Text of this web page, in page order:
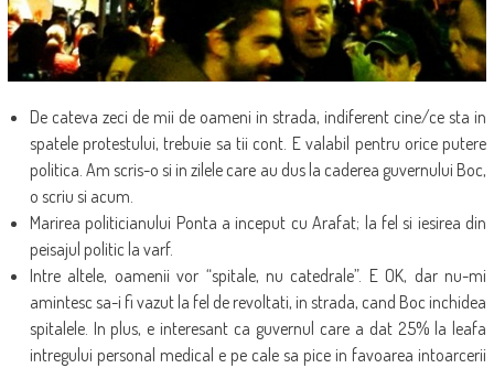
De cateva zeci de mii de oameni in strada, indiferent cine/ce sta in
spatele protestului, trebuie sa tii cont. E valabil pentru orice putere
politica. Am scris-o si in zilele care au dus la caderea guvernului Boc,
o scriu si acum.
Marirea politicianului Ponta a inceput cu Arafat; la fel si iesirea din
peisajul politic la varf.
Intre altele, oamenii vor “spitale, nu catedrale”. E OK, dar nu-mi
amintesc sa-i fi vazut la fel de revoltati, in strada, cand Boc inchidea
spitalele. In plus, e interesant ca guvernul care a dat 25% la leafa
intregului personal medical e pe cale sa pice in favoarea intoarcerii